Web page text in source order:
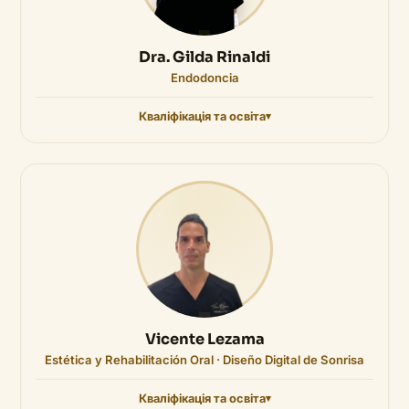
Dra. Gilda Rinaldi
Endodoncia
Кваліфікація та освіта
Vicente Lezama
Estética y Rehabilitación Oral · Diseño Digital de Sonrisa
Кваліфікація та освіта